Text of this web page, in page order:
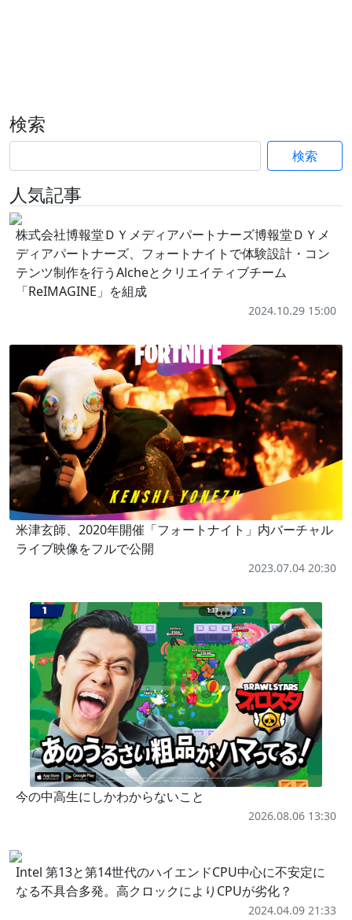
検索
検索
人気記事
株式会社博報堂ＤＹメディアパートナーズ博報堂ＤＹメ
ディアパートナーズ、フォートナイトで体験設計・コン
テンツ制作を行うAlcheとクリエイティブチーム
「ReIMAGINE」を組成
2024.10.29 15:00
米津玄師、2020年開催「フォートナイト」内バーチャル
ライブ映像をフルで公開
2023.07.04 20:30
今の中高生にしかわからないこと
2026.08.06 13:30
Intel 第13と第14世代のハイエンドCPU中心に不安定に
なる不具合多発。高クロックによりCPUが劣化？
2024.04.09 21:33